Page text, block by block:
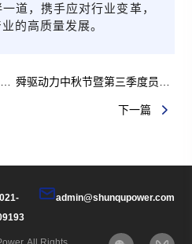
道，携手应对行业变革，
的高质量发展。
下一篇
021-
admin@shunqupower.com